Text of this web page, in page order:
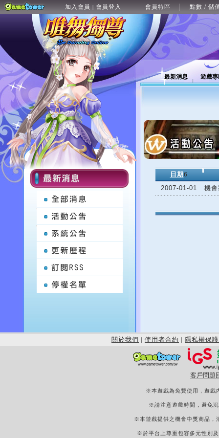
加入會員 | 會員登入 會員特區 點數 / 儲
最新消息 遊戲
日期 6
2007-01-01
機
關於我們 | 使用者合約 | 隱私權保護
客戶問題
※本遊戲為免費使用，遊戲
※請注意遊戲時間，避免
※本遊戲提供之機會中獎商品，
※於平台上尊重包容多元性別